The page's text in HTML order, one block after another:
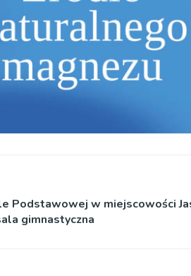
Podstawowej w miejscowości
gimnastyczna